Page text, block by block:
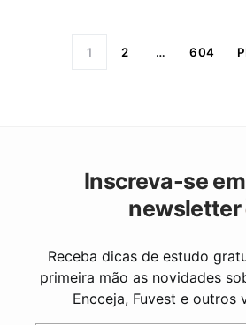
1 2 … 604
Inscreva-se
Receba dicas de estudo
primeira mão as novidades
Encceja, Fuvest e outros